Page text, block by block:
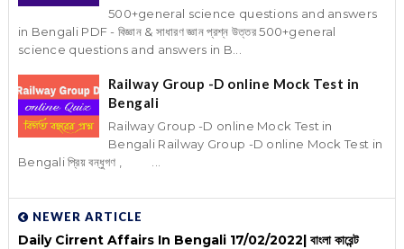
500+general science questions and answers
in Bengali PDF - বিজ্ঞান & সাধারণ জ্ঞান প্রশ্ন উত্তর 500+general
science questions and answers in B...
Railway Group -D online Mock Test in
Bengali
Railway Group -D online Mock Test in
Bengali Railway Group -D online Mock Test in
Bengali প্রিয় বন্ধুগণ , ...
NEWER ARTICLE
Daily Cirrent Affairs In Bengali 17/02/2022| বাংলা কারেন্ট